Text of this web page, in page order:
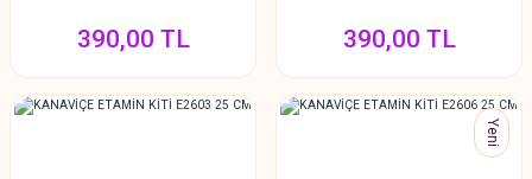
390,00 TL 390,00 TL
Yeni